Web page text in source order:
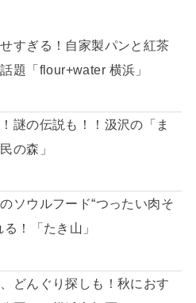
せすぎる！自家製パンと紅茶
題「flour+water 横浜」
謎の伝説も！！汲沢の「ま
の森」
ソウルフード“つったい肉そ
！「たき山」
どんぐり探しも！秋におす